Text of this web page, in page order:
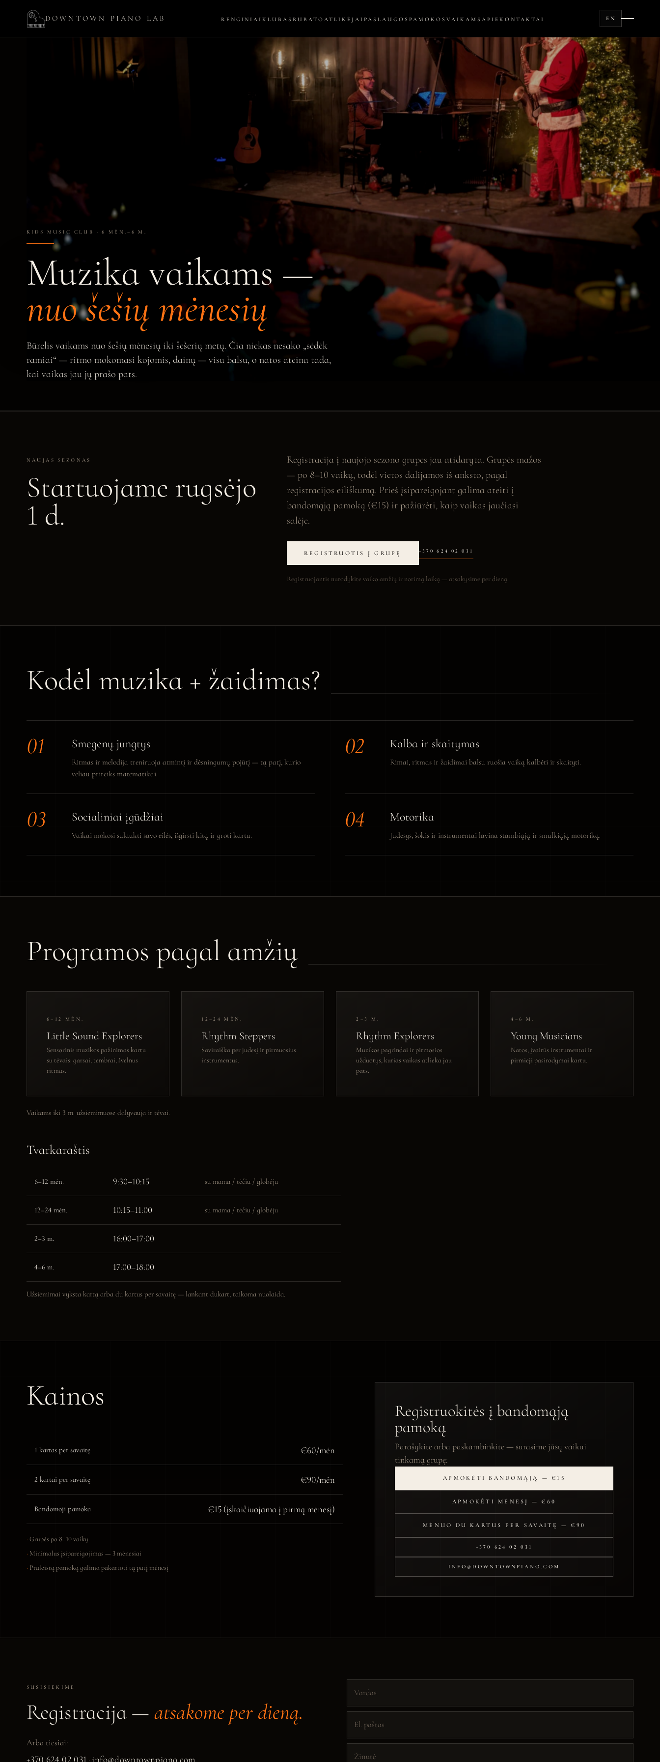
DOWNTOWN PIANO LAB RENGINIAI KLUBAS RUBATOATLIKĖJAI PASLAUGOS PAMOKOSVAIKAMSAPIE KONTAKTAI EN
KIDS MUSIC CLUB · 6 MĖN.–6 M.
Muzika vaikams —
nuo šešių mėnesių
Būrelis vaikams nuo šešių mėnesių iki šešerių metų. Čia niekas nesako „sėdėk
ramiai“ — ritmo mokomasi kojomis, dainų — visu balsu, o natos ateina tada,
kai vaikas jau jų prašo pats.
NAUJAS SEZONAS
Startuojame rugsėjo
1 d.
Registracija į naujojo sezono grupes jau atidaryta. Grupės mažos
— po 8–10 vaikų, todėl vietos dalijamos iš anksto, pagal
registracijos eiliškumą. Prieš įsipareigojant galima ateiti į
bandomąją pamoką (€15) ir pažiūrėti, kaip vaikas jaučiasi
salėje.
REGISTRUOTIS Į GRUPĘ +370 624 02 031
Registruojantis nurodykite vaiko amžių ir norimą laiką — atsakysime per dieną.
Kodėl muzika + žaidimas?
Smegenų jungtys
Ritmas ir melodija treniruoja atmintį ir dėsningumų pojūtį — tą patį, kurio
vėliau prireiks matematikai.
Kalba ir skaitymas
Rimai, ritmas ir žaidimai balsu ruošia vaiką kalbėti ir skaityti.
Socialiniai įgūdžiai
Vaikai mokosi sulaukti savo eilės, išgirsti kitą ir groti kartu.
Motorika
Judesys, šokis ir instrumentai lavina stambiąją ir smulkiąją motoriką.
Programos pagal amžių
6–12 MĖN.
Little Sound Explorers
Sensorinis muzikos pažinimas kartu
su tėvais: garsai, tembrai, švelnus
ritmas.
12–24 MĖN.
Rhythm Steppers
Saviraiška per judesį ir pirmuosius
instrumentus.
2–3 M.
Rhythm Explorers
Muzikos pagrindai ir pirmosios
užduotys, kurias vaikas atlieka jau
pats.
4–6 M.
Young Musicians
Natos, įvairūs instrumentai ir
pirmieji pasirodymai kartu.
Vaikams iki 3 m. užsiėmimuose dalyvauja ir tėvai.
Tvarkaraštis
6–12 mėn. 9:30–10:15 su mama / tėčiu / globėju
12–24 mėn. 10:15–11:00 su mama / tėčiu / globėju
2–3 m. 16:00–17:00
4–6 m. 17:00–18:00
Užsiėmimai vyksta kartą arba du kartus per savaitę — lankant dukart, taikoma nuolaida.
Kainos
1 kartas per savaitę €60/mėn
2 kartai per savaitę €90/mėn
Bandomoji pamoka €15 (įskaičiuojama į pirmą mėnesį)
Grupės po 8–10 vaikų
Minimalus įsipareigojimas — 3 mėnesiai
Praleistą pamoką galima pakartoti tą patį mėnesį
Registruokitės į bandomąją
pamoką
Parašykite arba paskambinkite — surasime jūsų vaikui
tinkamą grupę:
APMOKĖTI BANDOMĄJĄ — €15
APMOKĖTI MĖNESĮ — €60
MĖNUO DU KARTUS PER SAVAITĘ — €90
+370 624 02 031
INFO@DOWNTOWNPIANO.COM
SUSISIEKIME
Registracija — atsakome per dieną.
Arba tiesiai:
+370 624 02 031 · info@downtownpiano.com